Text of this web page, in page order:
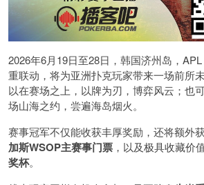
2026年6月19日至28日，韩国济州岛，
重联动，将为亚洲扑克玩家带来一场前所
以在赛场之上，以牌为刃，博弈风云；也
场山海之约，尝遍海岛烟火。
赛事冠军不仅能收获丰厚奖励，还将额外
加斯WSOP主赛事门票 ，以及极具收藏价
奖杯。